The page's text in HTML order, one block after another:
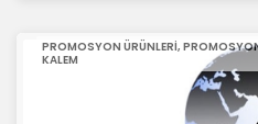
PROMOSYON ÜRÜNLERI,
KALEM